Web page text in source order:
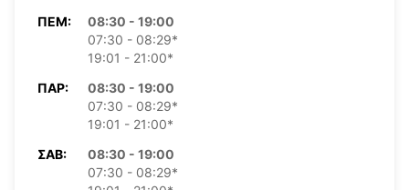
ΠΈΜ:
08:30 - 19:00
07:30 - 08:29*
19:01 - 21:00*
ΠΑΡ:
08:30 - 19:00
07:30 - 08:29*
19:01 - 21:00*
ΣΆΒ:
08:30 - 19:00
07:30 - 08:29*